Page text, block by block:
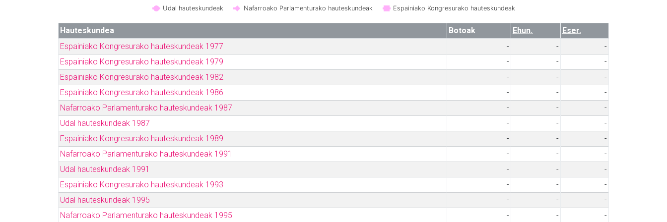
Udal hauteskundeak Nafarroako Parlamenturako hauteskundeak Espainiako Kongresurako hauteskundeak
Hauteskundea Botoak Ehun.
Eser.
Espainiako Kongresurako hauteskundeak 1977
- -
-
Espainiako Kongresurako hauteskundeak 1979
- -
-
Espainiako Kongresurako hauteskundeak 1982
- -
-
Espainiako Kongresurako hauteskundeak 1986
- -
-
Nafarroako Parlamenturako hauteskundeak 1987
- -
-
Udal hauteskundeak 1987
- -
-
Espainiako Kongresurako hauteskundeak 1989
- -
-
Nafarroako Parlamenturako hauteskundeak 1991
- -
-
Udal hauteskundeak 1991
- -
-
Espainiako Kongresurako hauteskundeak 1993
- -
-
Udal hauteskundeak 1995
- -
-
Nafarroako Parlamenturako hauteskundeak 1995
- -
-